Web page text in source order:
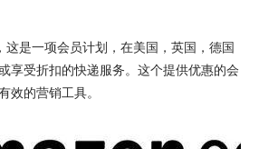
是一项会员计划，在美国，英国，德国
享受折扣的快递服务。这个提供优惠的会
效的营销工具。